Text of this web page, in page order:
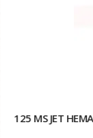
125 MS JET